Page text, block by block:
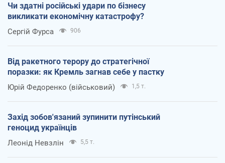
Чи здатні російські удари по бізнесу
викликати економічну катастрофу?
Сергій Фурса 906
Від ракетного терору до стратегічної
поразки: як Кремль загнав себе у пастку
Юрій Федоренко (військовий) 1,5 т.
Захід зобов'язаний зупинити путінський
геноцид українців
Леонід Невзлін 5,5 т.